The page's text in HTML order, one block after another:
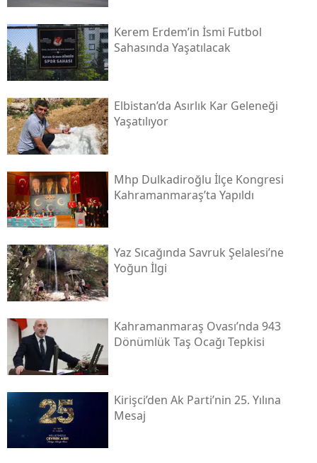
Kerem Erdem’in İsmi Futbol
Sahasında Yaşatılacak
Elbistan’da Asırlık Kar Geleneği
Yaşatılıyor
Mhp Dulkadiroğlu İlçe Kongresi
Kahramanmaraş’ta Yapıldı
Yaz Sıcağında Savruk Şelalesi’ne
Yoğun İlgi
Kahramanmaraş Ovası’nda 943
Dönümlük Taş Ocağı Tepkisi
Kirişci’den Ak Parti’nin 25. Yılına
Mesaj